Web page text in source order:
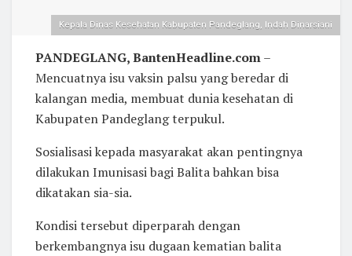
Kepala Dinas Kesehatan Kabupaten Pandeglang, Indah Dinarsiani
PANDEGLANG, BantenHeadline.com–
Mencuatnya isu vaksin palsu yang beredar di
kalangan media, membuat dunia kesehatan di
Kabupaten Pandeglang terpukul.
Sosialisasi kepada masyarakat akan pentingnya
dilakukan Imunisasi bagi Balita bahkan bisa
dikatakan sia-sia.
Kondisi tersebut diperparah dengan
berkembangnya isu dugaan kematian balita